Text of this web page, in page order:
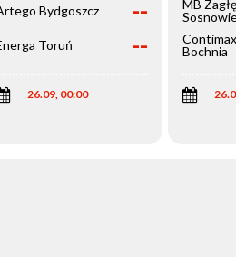
Bydgoszcz --
Toruń --
26.09, 00:00
MB
Bochnia